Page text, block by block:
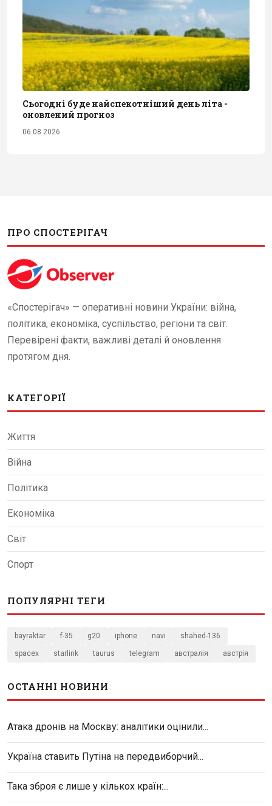
Сьогодні буде найспекотніший день літа -
оновлений прогноз
06.08.2026
ПРО СПОСТЕРІГАЧ
«Спостерігач» — оперативні новини України: війна,
політика, економіка, суспільство, регіони та світ.
Перевірені факти, важливі деталі й оновлення
протягом дня.
КАТЕГОРІЇ
Життя
Війна
Політика
Економіка
Світ
Спорт
ПОПУЛЯРНІ ТЕГИ
bayraktar f-35 g20 iphone navi shahed-136
spacex starlink taurus telegram австралія австрія
ОСТАННІ НОВИНИ
Атака дронів на Москву: аналітики оцінили...
Україна ставить Путіна на передвиборчий...
Така зброя є лише у кількох країн:...